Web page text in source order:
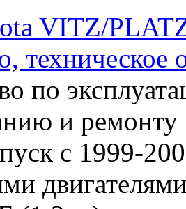
VITZ/
по
и
с 1999-